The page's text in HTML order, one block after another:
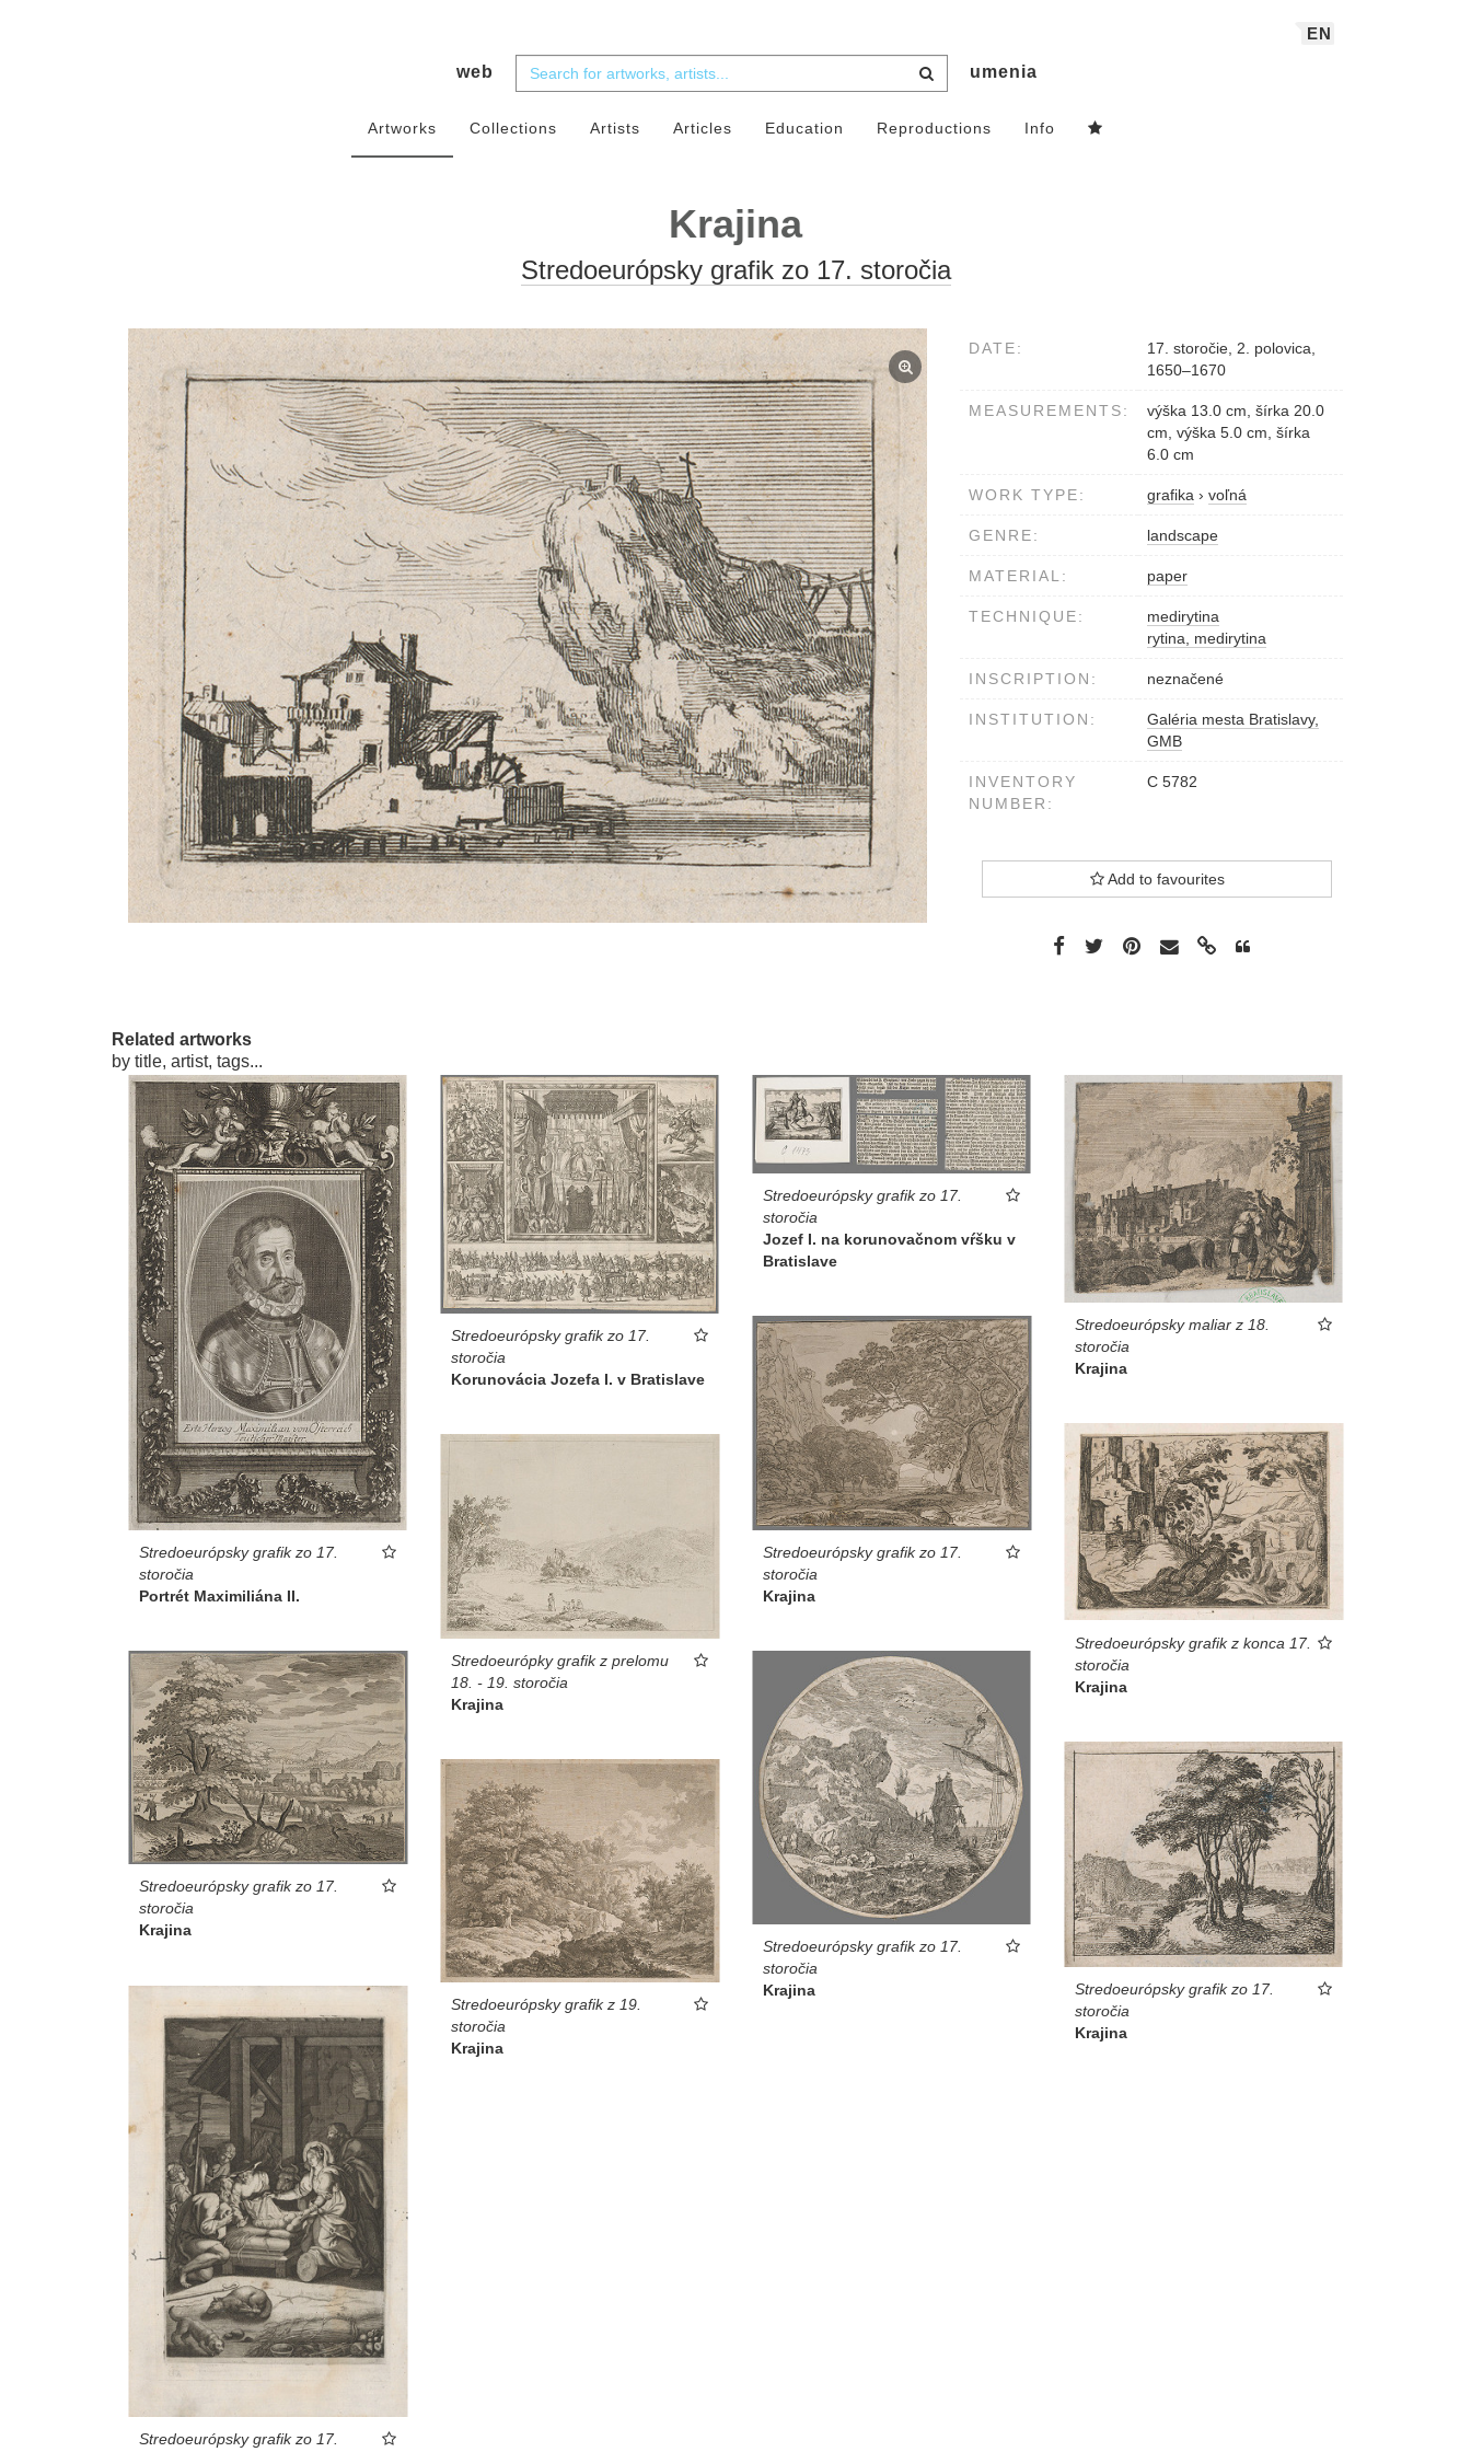
EN
web umenia
Artworks Collections Artists Articles Education Reproductions Info
Krajina
Stredoeurópsky grafik zo 17. storočia
DATE:
17. storočie, 2. polovica,
1650–1670
MEASUREMENTS:
výška 13.0 cm, šírka 20.0
cm, výška 5.0 cm, šírka
6.0 cm
WORK TYPE: grafika › voľná
GENRE: landscape
MATERIAL: paper
TECHNIQUE:
medirytina
rytina, medirytina
INSCRIPTION: neznačené
INSTITUTION:
Galéria mesta Bratislavy,
GMB
INVENTORY
NUMBER:
C 5782
Add to favourites
Related artworks
by title, artist, tags...
Stredoeurópsky grafik zo 17.
storočia
Portrét Maximiliána II.
Stredoeurópsky grafik zo 17.
storočia
Korunovácia Jozefa I. v Bratislave
Stredoeurópsky grafik zo 17.
storočia
Jozef I. na korunovačnom vŕšku v
Bratislave
Stredoeurópsky maliar z 18.
storočia
Krajina
Stredoeurópsky grafik zo 17.
storočia
Krajina
Stredoeurópsky grafik z konca 17.
storočia
Krajina
Stredoeurópky grafik z prelomu
18. - 19. storočia
Krajina
Stredoeurópsky grafik zo 17.
storočia
Krajina
Stredoeurópsky grafik zo 17.
storočia
Krajina
Stredoeurópsky grafik zo 17.
storočia
Krajina
Stredoeurópsky grafik z 19.
storočia
Krajina
Stredoeurópsky grafik zo 17.